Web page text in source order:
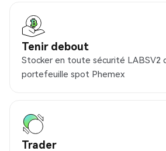
Tenir debout
Stocker en toute sécurité LABSV2
portefeuille spot Phemex
Trader